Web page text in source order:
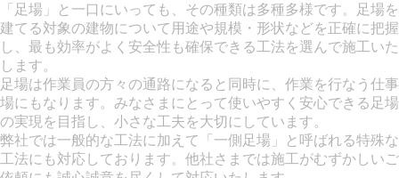
「足場」と一口にいっても、その種類は多種多様です。足場を
建てる対象の建物について用途や規模・形状などを正確に把握
し、最も効率がよく安全性も確保できる工法を選んで施工いた
します。
足場は作業員の方々の通路になると同時に、作業を行なう仕事
場にもなります。みなさまにとって使いやすく安心できる足場
の実現を目指し、小さな工夫を大切にしています。
弊社では一般的な工法に加えて「一側足場」と呼ばれる特殊な
工法にも対応しております。他社さまでは施工がむずかしいご